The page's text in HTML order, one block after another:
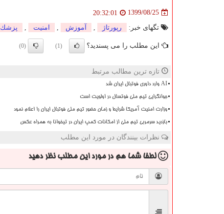
1399/08/25
20:32:01
تگهای خبر: رپورتاژ آموزش امنیت پزشك
این مطلب را می پسندید؟ (1)
(0)
تازه ترین مطالب مرتبط
AI وارد داوری فوتبال ایران شد
جوانگرایی تیم ملی فوتسال در اولویت است
وزارت امنیت آمریکا شرایط و زمان حضور تیم ملی فوتبال ایران را اعلام نمود
بازدید سرمربی تیم ملی از امکانات کمپ ایران در تیخوانا به همراه عکس
نظرات بینندگان در مورد این مطلب
لطفا شما همدر مورد این مطلب نظر دهید